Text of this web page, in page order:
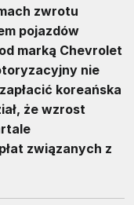
zwrotu
pojazdów
marką Chevrolet
nie
koreańska
że wzrost
związanych z